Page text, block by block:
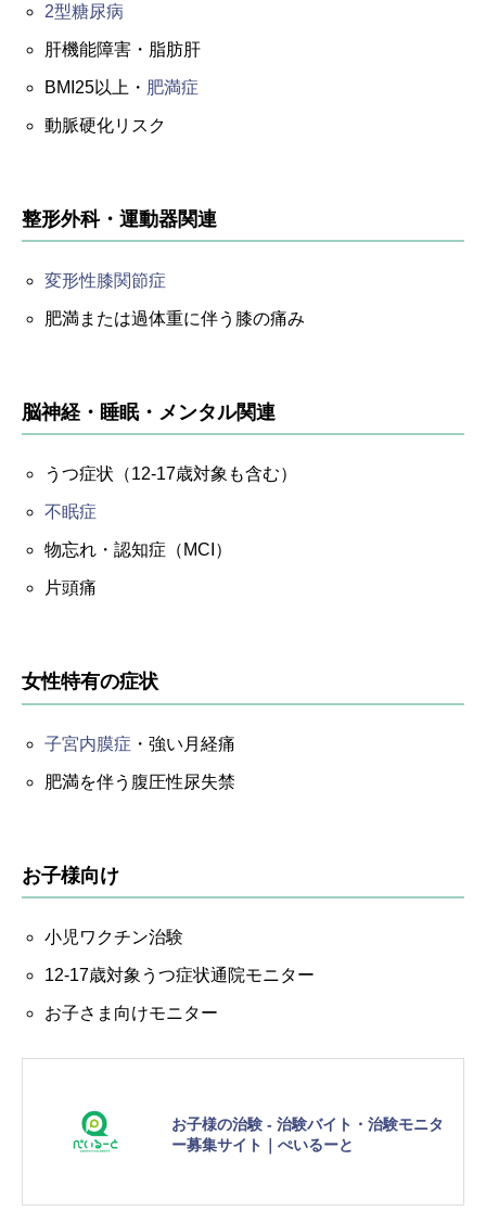
2型糖尿病
肝機能障害・脂肪肝
BMI25以上・ 肥満症
動脈硬化リスク
整形外科・運動器関連
変形性膝関節症
肥満または過体重に伴う膝の痛み
脳神経・睡眠・メンタル関連
うつ症状（12-17歳対象も含む）
不眠症
物忘れ・認知症（MCI）
片頭痛
女性特有の症状
子宮内膜症 ・強い月経痛
肥満を伴う腹圧性尿失禁
お子様向け
小児ワクチン治験
12-17歳対象うつ症状通院モニター
お子さま向けモニター
お子様の治験 - 治験バイト・治験モニタ
ー募集サイト｜ぺいるーと